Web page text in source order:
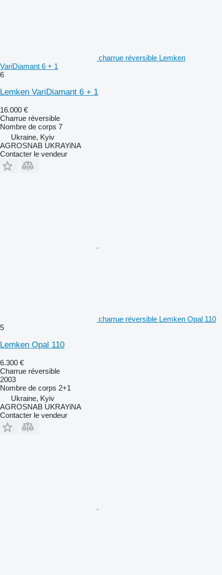
charrue réversible Lemken
VariDiamant 6 + 1
6
Lemken VariDiamant 6 + 1
16.000 €
Charrue réversible
Nombre de corps 7
Ukraine, Kyiv
AGROSNAB UKRAYiNA
Contacter le vendeur
charrue réversible Lemken Opal 110
5
Lemken Opal 110
6.300 €
Charrue réversible
2003
Nombre de corps 2+1
Ukraine, Kyiv
AGROSNAB UKRAYiNA
Contacter le vendeur